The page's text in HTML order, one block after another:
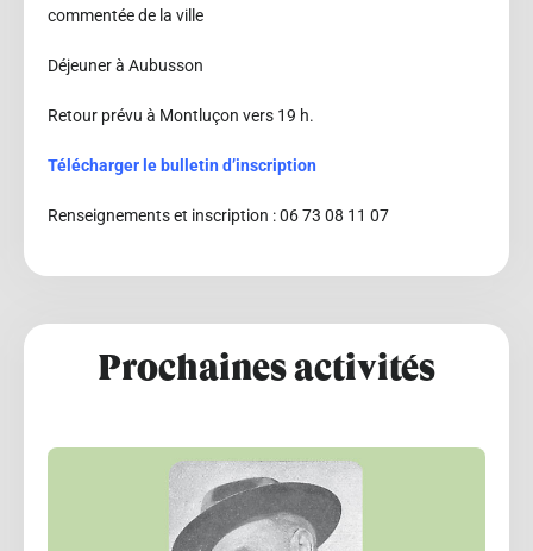
commentée de la ville
Déjeuner à Aubusson
Retour prévu à Montluçon vers 19 h.
Télécharger le bulletin d’inscription
Renseignements et inscription : 06 73 08 11 07
Prochaines activités
BOIRON Michelle
Le 18/10/2026 à 15:00
Lire